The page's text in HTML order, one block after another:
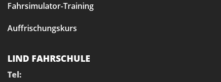
Fahrsimulator-Training
Auffrischungskurs
LIND FAHRSCHULE
Tel: